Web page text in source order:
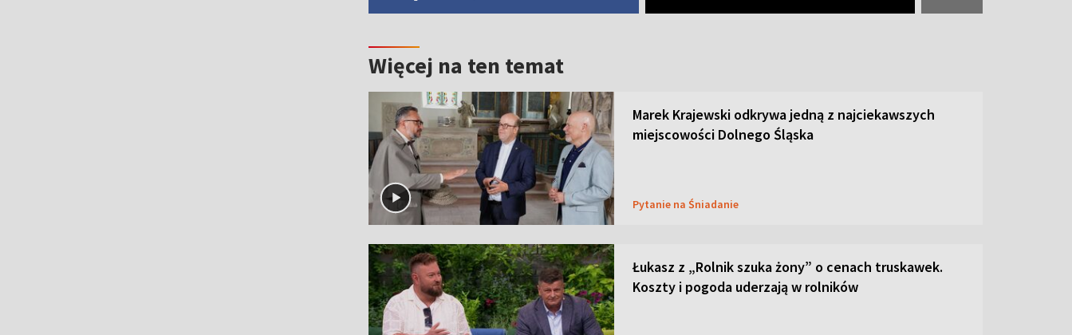
Więcej na ten temat
Marek Krajewski odkrywa jedną z najciekawszych
miejscowości Dolnego Śląska
Pytanie na Śniadanie
Łukasz z „Rolnik szuka żony” o cenach truskawek.
Koszty i pogoda uderzają w rolników